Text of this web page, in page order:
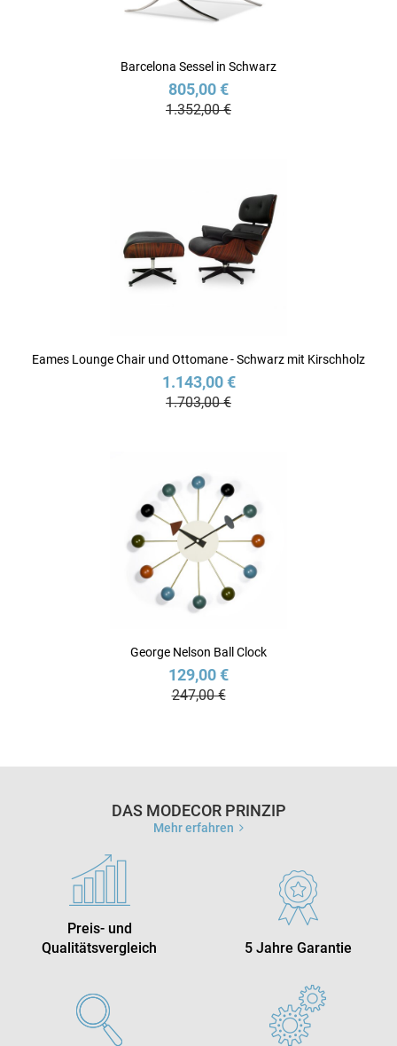
Barcelona Sessel in Schwarz
805,00 €
1.352,00 €
Eames Lounge Chair und Ottomane - Schwarz mit Kirschholz
1.143,00 €
1.703,00 €
George Nelson Ball Clock
129,00 €
247,00 €
DAS MODECOR PRINZIP
Mehr erfahren
Preis- und
Qualitätsvergleich
5 Jahre Garantie